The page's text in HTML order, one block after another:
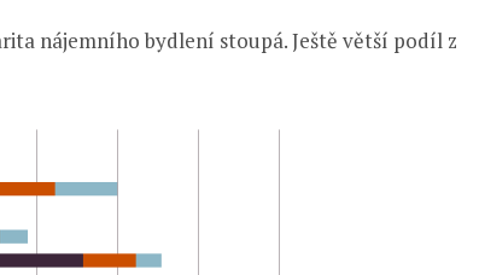
nájemního bydlení stoupá. Ještě větší podíl z